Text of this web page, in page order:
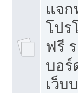
แจก
โปร
ฟรี
บอร์
เว็บ